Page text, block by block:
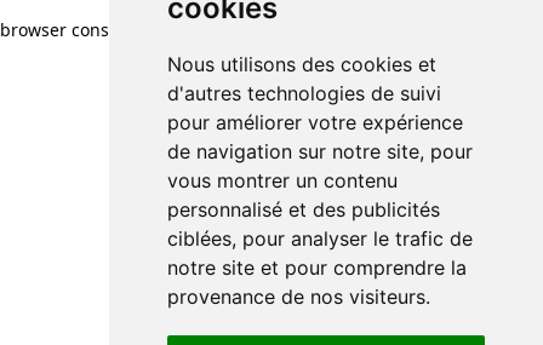
cookies
Nous utilisons des cookies et
d'autres technologies de suivi
pour améliorer votre expérience
de navigation sur notre site, pour
vous montrer un contenu
personnalisé et des publicités
ciblées, pour analyser le trafic de
notre site et pour comprendre la
provenance de nos visiteurs.
browser console for more information)